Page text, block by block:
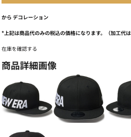
から デコレーション
*上記は商品代のみの税込の価格になります。（加工代
在庫を確認する
商品詳細画像